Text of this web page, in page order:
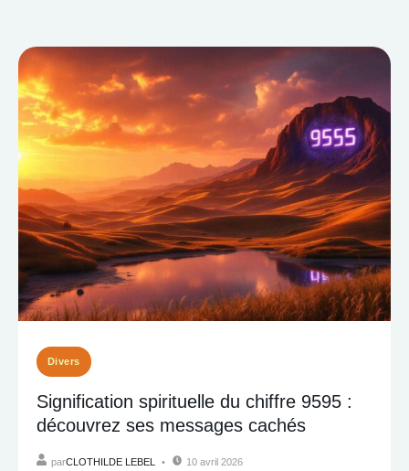
Divers
Signification spirituelle du chiffre 9595 :
découvrez ses messages cachés
parCLOTHILDE LEBEL 10 avril 2026